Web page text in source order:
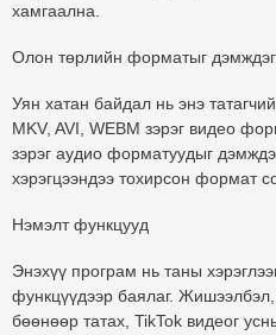
хамгаална.
Олон төрлийн форматыг дэмждэг
Уян хатан байдал нь энэ
MKV, AVI, WEBM зэрэг видео
зэрэг аудио форматуудыг
хэрэгцээндээ тохирсон формат
Нэмэлт функцууд
Энэхүү програм нь таны
функцүүдээр баялаг.
бөөнөөр татах, TikTok видеог